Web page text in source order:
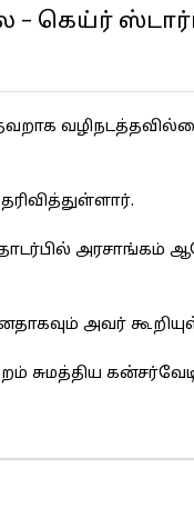
– கெய்ர்
தவறாக
அரசாங்கம்
அவர்
சுமத்திய